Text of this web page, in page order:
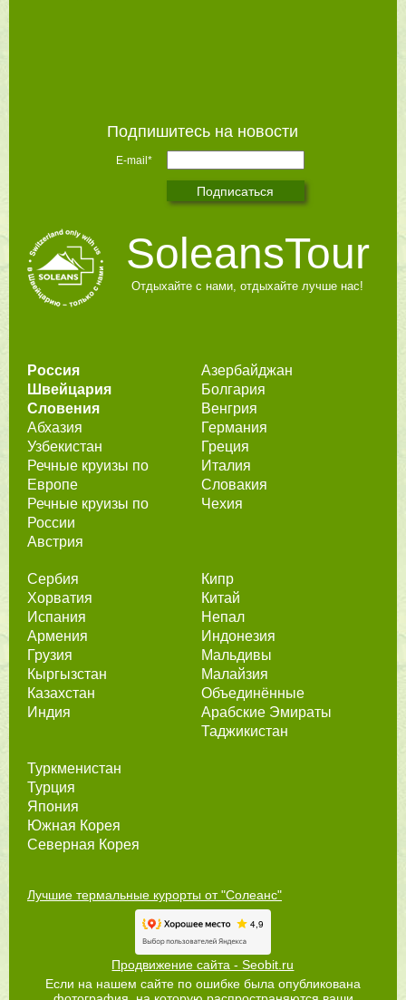
Подпишитесь на новости
E-mail*
SoleansTour
Отдыхайте с нами, отдыхайте лучше нас!
Россия
Швейцария
Словения
Абхазия
Узбекистан
Речные круизы по
Европе
Речные круизы по
России
Австрия
Азербайджан
Болгария
Венгрия
Германия
Греция
Италия
Словакия
Чехия
Сербия
Хорватия
Испания
Армения
Грузия
Кыргызстан
Казахстан
Индия
Кипр
Китай
Непал
Индонезия
Мальдивы
Малайзия
Объединённые
Арабские Эмираты
Таджикистан
Туркменистан
Турция
Япония
Южная Корея
Северная Корея
Лучшие термальные курорты от "Солеанс"
Продвижение сайта - Seobit.ru
Если на нашем сайте по ошибке была опубликована